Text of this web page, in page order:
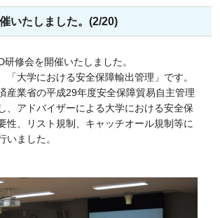
いたしました。(2/20)
修会を開催いたしました。
「大学における安全保障輸出管理」です。
産業省の平成29年度安全保障貿易自主管理
、アドバイザーによる大学における安全保
性、リスト規制、キャッチオール規制等に
いました。